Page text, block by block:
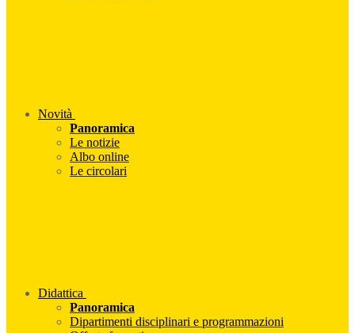
Novità
Panoramica
Le notizie
Albo online
Le circolari
Didattica
Panoramica
Dipartimenti disciplinari e programmazioni